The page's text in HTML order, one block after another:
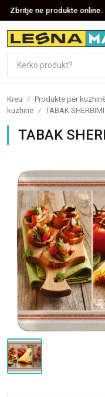
Zbritje ne produkte
Kreu / Produkte për
kuzhinë / TABAK
TABAK